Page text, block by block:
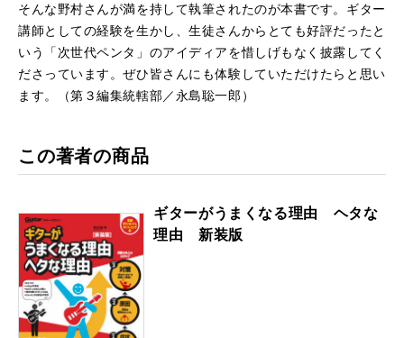
そんな野村さんが満を持して執筆されたのが本書です。ギター
講師としての経験を生かし、生徒さんからとても好評だったと
いう「次世代ペンタ」のアイディアを惜しげもなく披露してく
ださってい ます。ぜひ皆さんにも体験していただけたらと思い
ます。（第３編集統轄部／永島聡一郎）
この著者の商品
ギターがうまくなる理由 ヘタな
理由 新装版